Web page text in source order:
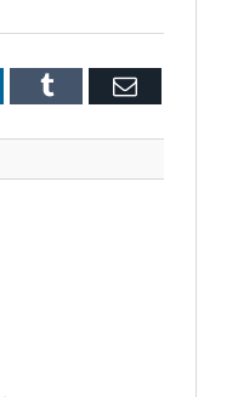
Tumblr Email